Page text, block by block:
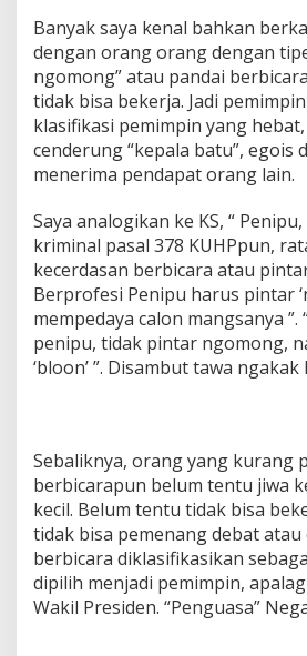
Banyak saya kenal bahkan
dengan orang orang dengan
ngomong” atau pandai
tidak bisa bekerja. Jadi
klasifikasi pemimpin yang
cenderung “kepala batu”, egois
menerima pendapat orang lain.
Saya analogikan ke KS, “
kriminal pasal 378 KUHPpun,
kecerdasan berbicara atau pintar
Berprofesi Penipu harus pintar
mempedaya calon mangsanya
penipu, tidak pintar ngomong,
‘bloon’ ”. Disambut tawa ngakak
Sebaliknya, orang yang kurang
berbicarapun belum tentu jiwa
kecil. Belum tentu tidak bisa
tidak bisa pemenang debat
berbicara diklasifikasikan
dipilih menjadi pemimpin,
Wakil Presiden. “Penguasa”